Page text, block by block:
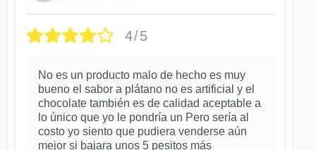
4/5
No es un producto malo de hecho es muy
bueno el sabor a plátano no es artificial y el
chocolate también es de calidad aceptable a
lo único que yo le pondría un Pero sería al
costo yo siento que pudiera venderse aún
mejor si bajara unos 5 pesitos más